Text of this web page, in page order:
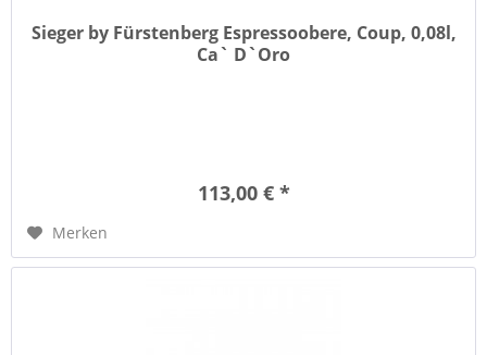
Sieger by Fürstenberg Espressoobere, Coup, 0,08l,
Ca` D`Oro
113,00 € *
Merken